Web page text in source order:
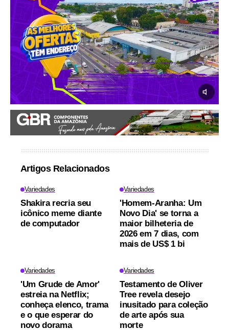
Artigos Relacionados
Variedades
Shakira recria seu
icônico meme diante
de computador
Variedades
'Homem-Aranha: Um
Novo Dia' se torna a
maior bilheteria de
2026 em 7 dias, com
mais de US$ 1 bi
Variedades
'Um Grude de Amor'
estreia na Netflix;
conheça elenco, trama
e o que esperar do
novo dorama
Variedades
Testamento de Oliver
Tree revela desejo
inusitado para coleção
de arte após sua
morte